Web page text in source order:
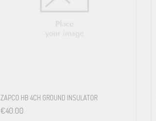
ZAPCO HB 4CH GROUND INSULATOR
€40.00